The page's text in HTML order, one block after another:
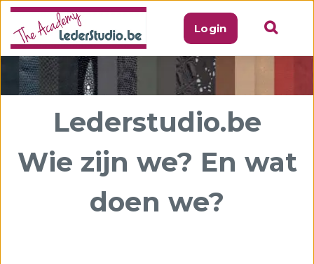
Login
Lederstudio.be
Wie zijn we? En wat
doen we?